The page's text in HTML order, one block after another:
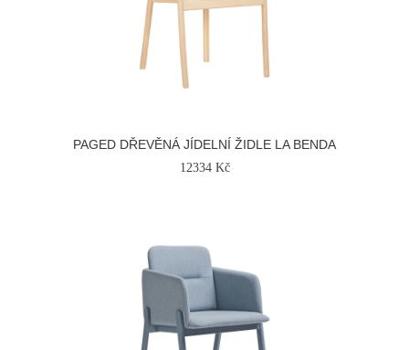
PAGED DŘEVĚNÁ JÍDELNÍ ŽIDLE LA BENDA
12334 Kč